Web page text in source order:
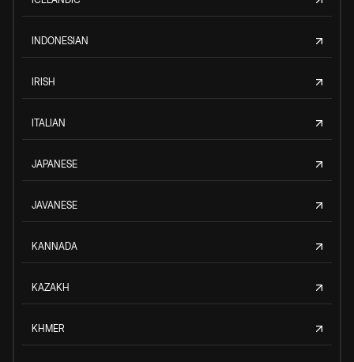
INDONESIAN
IRISH
ITALIAN
JAPANESE
JAVANESE
KANNADA
KAZAKH
KHMER